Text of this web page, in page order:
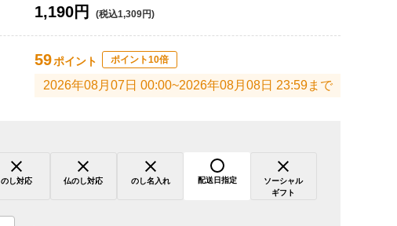
1,190円 (税込1,309円)
59ポイント ポイント10倍
2026年08月07日 00:00~2026年08月08日 23:59まで
のし対応 仏のし対応 のし名入れ 配送日指定
ソーシャル
ギフト